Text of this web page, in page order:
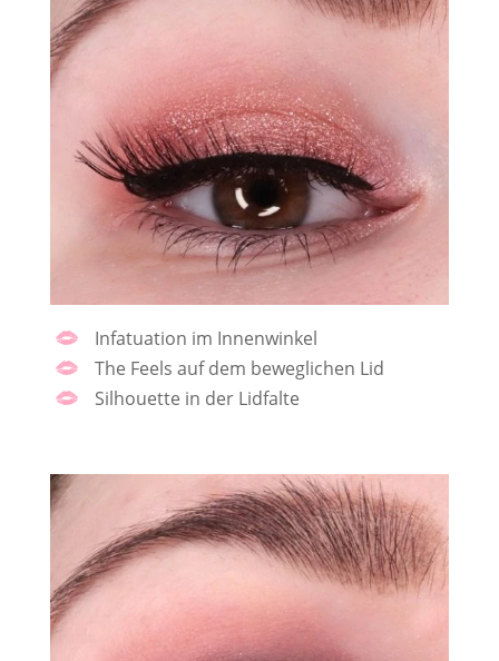
Infatuation im Innenwinkel
The Feels auf dem beweglichen Lid
Silhouette in der Lidfalte